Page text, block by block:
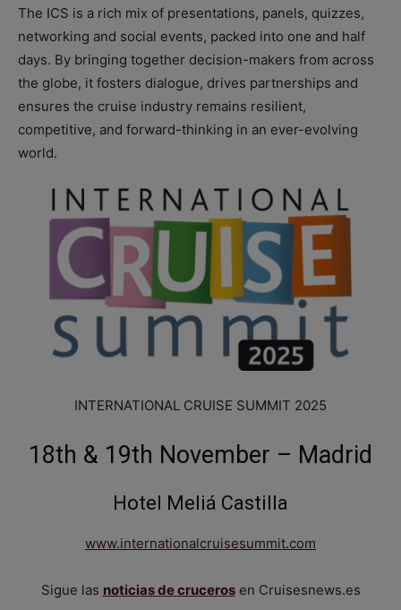
The ICS is a rich mix of presentations, panels, quizzes,
networking and social events, packed into one and half
days. By bringing together decision-makers from across
the globe, it fosters dialogue, drives partnerships and
ensures the cruise industry remains resilient,
competitive, and forward-thinking in an ever-evolving
world.
INTERNATIONAL CRUISE SUMMIT 2025
18th & 19th November – Madrid
Hotel Meliá Castilla
www.internationalcruisesummit.com
Sigue las noticias de crucerosen Cruisesnews.es